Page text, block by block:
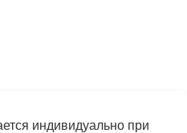
индивидуально при